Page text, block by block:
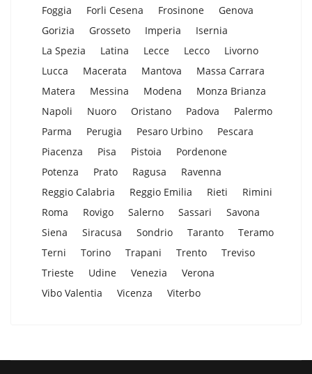
Foggia
Forli Cesena Frosinone
Genova
Gorizia
Grosseto Imperia
Isernia
La Spezia
Latina Lecce Lecco
Livorno
Lucca
Macerata Mantova
Massa Carrara
Matera
Messina Modena
Monza Brianza
Napoli
Nuoro Oristano Padova
Palermo
Parma
Perugia Pesaro Urbino
Pescara
Piacenza
Pisa Pistoia
Pordenone
Potenza
Prato Ragusa
Ravenna
Reggio Calabria
Reggio Emilia Rieti
Rimini
Roma
Rovigo Salerno Sassari
Savona
Siena
Siracusa Sondrio Taranto
Teramo
Terni
Torino Trapani Trento
Treviso
Trieste
Udine Venezia
Verona
Vibo Valentia
Vicenza Viterbo